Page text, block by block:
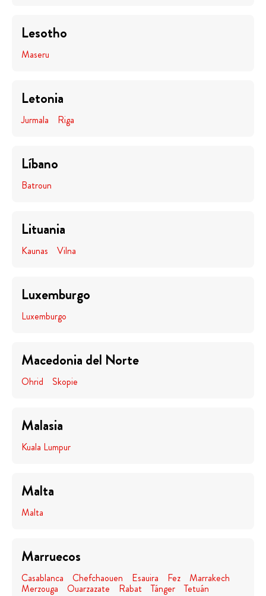
Lesotho
Maseru
Letonia
Jurmala Riga
Líbano
Batroun
Lituania
Kaunas Vilna
Luxemburgo
Luxemburgo
Macedonia del Norte
Ohrid Skopie
Malasia
Kuala Lumpur
Malta
Malta
Marruecos
Casablanca Chefchaouen Esauira Fez Marrakech
Merzouga Ouarzazate Rabat Tánger Tetuán